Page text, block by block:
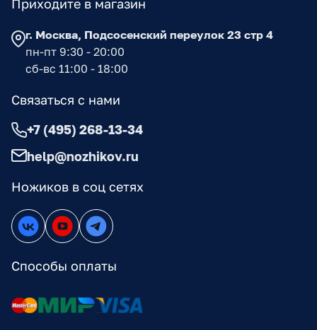
Ножиков в соц сетях
Способы оплаты
Приходите в магазин
г. Москва, Подсосенский переулок 23 стр 4
пн-пт 9:30 - 20:00
сб-вс 11:00 - 18:00
Связаться с нами
+7 (495) 268-13-34
help@nozhikov.ru